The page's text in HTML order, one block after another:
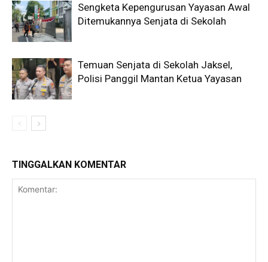
Sengketa Kepengurusan Yayasan Awal
Ditemukannya Senjata di Sekolah
Temuan Senjata di Sekolah Jaksel,
Polisi Panggil Mantan Ketua Yayasan
TINGGALKAN KOMENTAR